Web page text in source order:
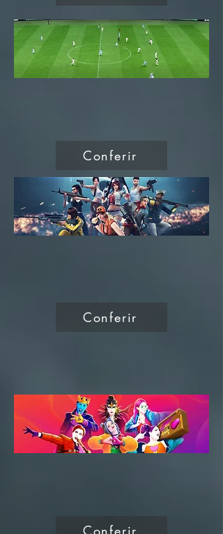
Conferir
Conferir
Conferir